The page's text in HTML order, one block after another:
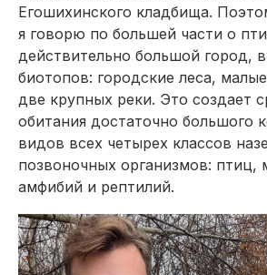
Егошихинского кладбища.
я говорю по большей части о
действительно большой город,
биотопов: городские леса,
две крупных реки. Это создает
обитания достаточно большого
видов всех четырех классов
позвоночных организмов:
амфибий и рептилий.